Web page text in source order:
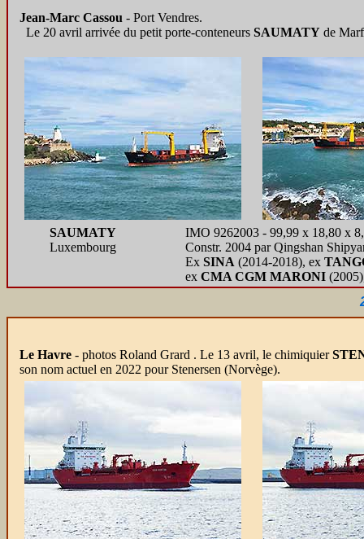
Jean-Marc Cassou - Port Vendres.
Le 20 avril arrivée du petit porte-conteneurs SAUMATY de
SAUMATY
Luxembourg
IMO 9262003 - 99,99 x 18,80 x
Constr. 2004 par Qingshan
Ex SINA (2014-2018), ex
ex CMA CGM MARONI
Le Havre - photos Roland Grard . Le 13 avril, le chimiquier
son nom actuel en 2022 pour Stenersen (Norvège).